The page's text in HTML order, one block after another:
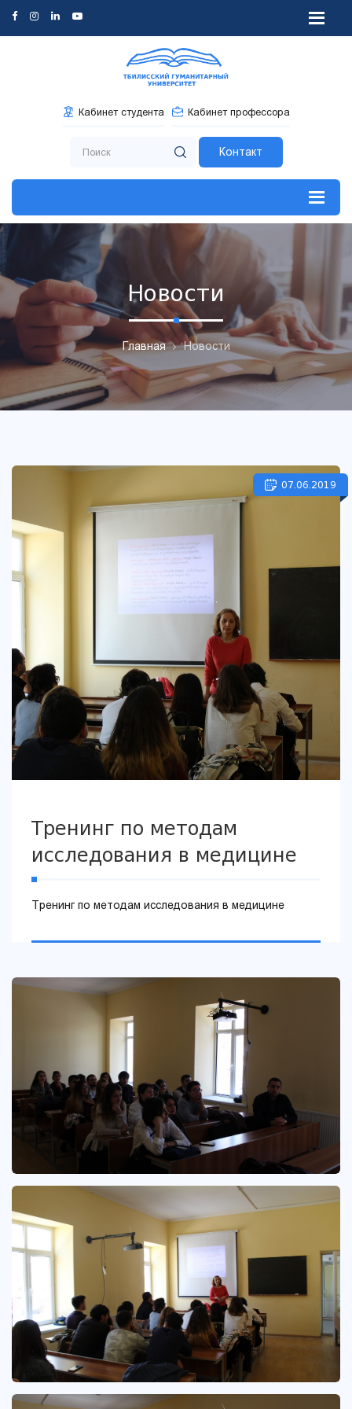
Кабинет студента Кабинет профессора
Контакт
Новости
Главная Новости
07.06.2019
Тренинг по методам
исследования в медицине
Тренинг по методам исследования в медицине